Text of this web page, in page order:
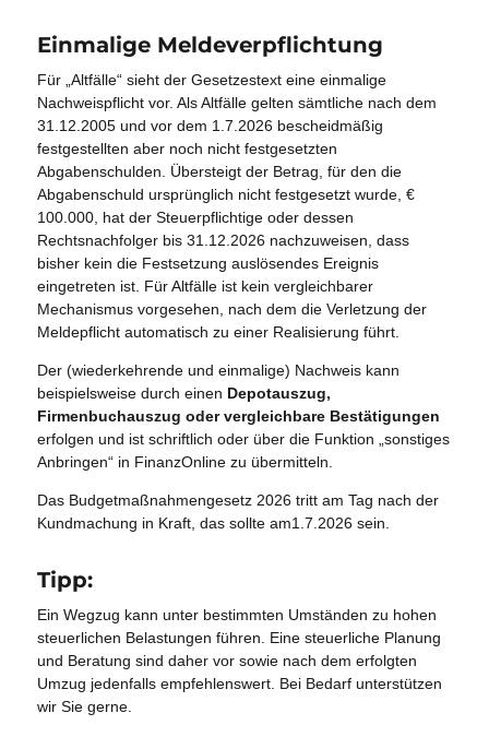
Einmalige Meldeverpflichtung
Für „Altfälle“ sieht der Gesetzestext eine einmalige
Nachweispflicht vor. Als Altfälle gelten sämtliche nach dem
31.12.2005 und vor dem 1.7.2026 bescheidmäßig
festgestellten aber noch nicht festgesetzten
Abgabenschulden. Übersteigt der Betrag, für den die
Abgabenschuld ursprünglich nicht festgesetzt wurde, €
100.000, hat der Steuerpflichtige oder dessen
Rechtsnachfolger bis 31.12.2026 nachzuweisen, dass
bisher kein die Festsetzung auslösendes Ereignis
eingetreten ist. Für Altfälle ist kein vergleichbarer
Mechanismus vorgesehen, nach dem die Verletzung der
Meldepflicht automatisch zu einer Realisierung führt.
Der (wiederkehrende und einmalige) Nachweis kann
beispielsweise durch einen Depotauszug,
Firmenbuchauszug oder vergleichbare Bestätigungen
erfolgen und ist schriftlich oder über die Funktion „sonstiges
Anbringen“ in FinanzOnline zu übermitteln.
Das Budgetmaßnahmengesetz 2026 tritt am Tag nach der
Kundmachung in Kraft, das sollte am1.7.2026 sein.
Tipp:
Ein Wegzug kann unter bestimmten Umständen zu hohen
steuerlichen Belastungen führen. Eine steuerliche Planung
und Beratung sind daher vor sowie nach dem erfolgten
Umzug jedenfalls empfehlenswert. Bei Bedarf unterstützen
wir Sie gerne.